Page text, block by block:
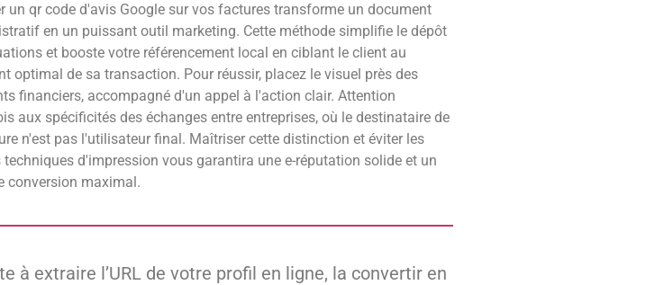
un qr code d'avis Google sur vos factures transforme un document
en un puissant outil marketing. Cette méthode simplifie le dépôt
et booste votre référencement local en ciblant le client au
optimal de sa transaction. Pour réussir, placez le visuel près des
financiers, accompagné d'un appel à l'action clair. Attention
aux spécificités des échanges entre entreprises, où le destinataire de
n'est pas l'utilisateur final. Maîtriser cette distinction et éviter les
techniques d'impression vous garantira une e-réputation solide et un
conversion maximal.
à extraire l’URL de votre profil en ligne, la convertir en